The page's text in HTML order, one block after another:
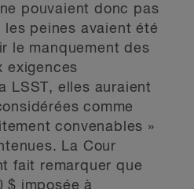
pouvaient donc pas
peines avaient été
le manquement des
exigences
LSST, elles auraient
comme
convenables »
La Cour
fait remarquer que
$ imposée à